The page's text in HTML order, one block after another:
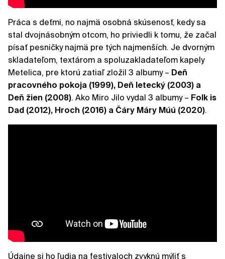
Práca s deťmi, no najmä osobná skúsenosť, kedy sa
stal dvojnásobným otcom, ho priviedli k tomu, že začal
písať pesničky najmä pre tých najmenších. Je dvorným
skladateľom, textárom a spoluzakladateľom kapely
Metelica, pre ktorú zatiaľ zložil 3 albumy – Deň
pracovného pokoja (1999), Deň letecký (2003) a
Deň žien (2008). Ako Miro Jilo vydal 3 albumy – Folk is
Dad (2012), Hroch (2016) a Čáry Máry Múú (2020).
Údajne si ho ľudia na festivaloch zvyknú mýliť s